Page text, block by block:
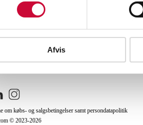
Afvis
Købsvilkår
om købs- og salgsbetingelser samt persondatapolitik
© 2023-2026